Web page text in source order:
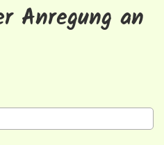
Anregung an